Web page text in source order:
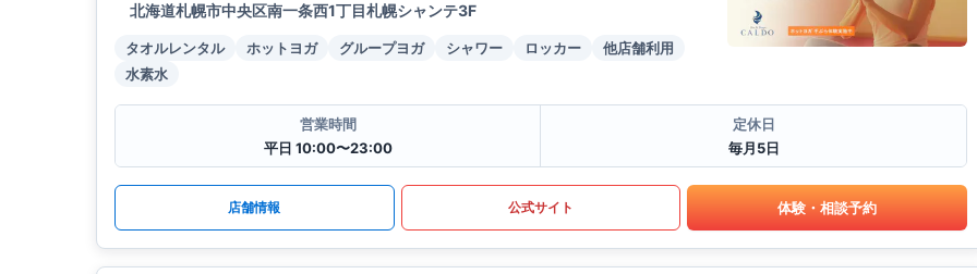
北海道札幌市中央区南一条西1丁目札幌シャンテ3F
タオルレンタル ホットヨガ グループヨガ シャワー ロッカー
他店舗利用
水素水
営業時間
平日 10:00〜23:00
定休日
毎月5日
店舗情報 公式サイト 体験・相談予約